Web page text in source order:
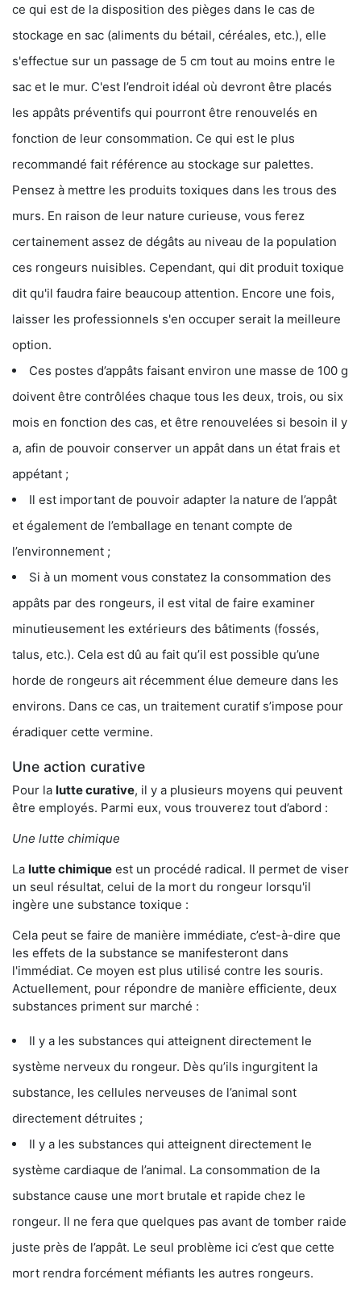
ce qui est de la disposition des pièges dans le cas de
stockage en sac (aliments du bétail, céréales, etc.), elle
s'effectue sur un passage de 5 cm tout au moins entre le
sac et le mur. C'est l’endroit idéal où devront être placés
les appâts préventifs qui pourront être renouvelés en
fonction de leur consommation. Ce qui est le plus
recommandé fait référence au stockage sur palettes.
Pensez à mettre les produits toxiques dans les trous des
murs. En raison de leur nature curieuse, vous ferez
certainement assez de dégâts au niveau de la population
ces rongeurs nuisibles. Cependant, qui dit produit toxique
dit qu'il faudra faire beaucoup attention. Encore une fois,
laisser les professionnels s'en occuper serait la meilleure
option.
Ces postes d’appâts faisant environ une masse de 100 g
doivent être contrôlées chaque tous les deux, trois, ou six
mois en fonction des cas, et être renouvelées si besoin il y
a, afin de pouvoir conserver un appât dans un état frais et
appétant ;
Il est important de pouvoir adapter la nature de l’appât
et également de l’emballage en tenant compte de
l’environnement ;
Si à un moment vous constatez la consommation des
appâts par des rongeurs, il est vital de faire examiner
minutieusement les extérieurs des bâtiments (fossés,
talus, etc.). Cela est dû au fait qu’il est possible qu’une
horde de rongeurs ait récemment élue demeure dans les
environs. Dans ce cas, un traitement curatif s’impose pour
éradiquer cette vermine.
Une action curative
Pour la lutte curative, il y a plusieurs moyens qui peuvent
être employés. Parmi eux, vous trouverez tout d’abord :
Une lutte chimique
La lutte chimique est un procédé radical. Il permet de viser
un seul résultat, celui de la mort du rongeur lorsqu'il
ingère une substance toxique :
Cela peut se faire de manière immédiate, c’est-à-dire que
les effets de la substance se manifesteront dans
l'immédiat. Ce moyen est plus utilisé contre les souris.
Actuellement, pour répondre de manière efficiente, deux
substances priment sur marché :
Il y a les substances qui atteignent directement le
système nerveux du rongeur. Dès qu’ils ingurgitent la
substance, les cellules nerveuses de l’animal sont
directement détruites ;
Il y a les substances qui atteignent directement le
système cardiaque de l’animal. La consommation de la
substance cause une mort brutale et rapide chez le
rongeur. Il ne fera que quelques pas avant de tomber raide
juste près de l’appât. Le seul problème ici c’est que cette
mort rendra forcément méfiants les autres rongeurs.